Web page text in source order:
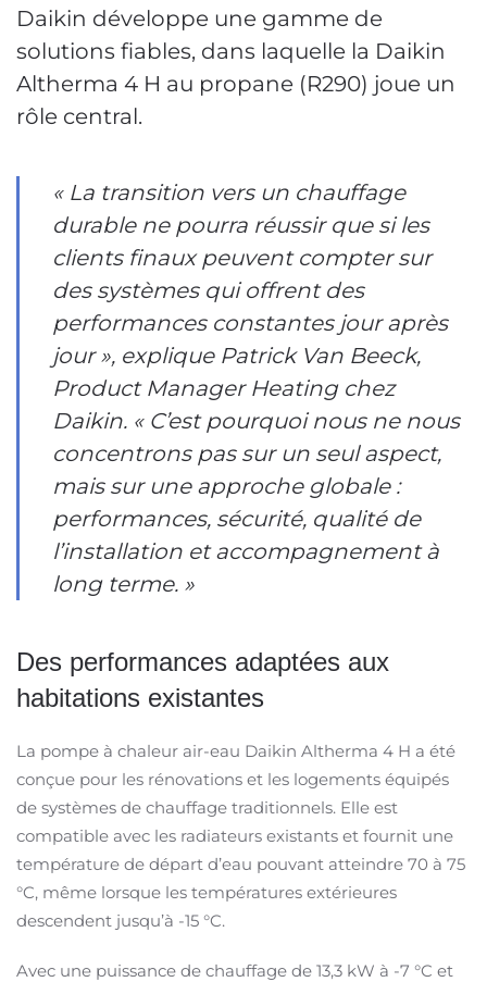
Daikin développe une gamme de
solutions fiables, dans laquelle la Daikin
Altherma 4 H au propane (R290) joue un
rôle central.
« La transition vers un chauffage
durable ne pourra réussir que si les
clients finaux peuvent compter sur
des systèmes qui offrent des
performances constantes jour après
jour », explique Patrick Van Beeck,
Product Manager Heating chez
Daikin. « C’est pourquoi nous ne nous
concentrons pas sur un seul aspect,
mais sur une approche globale :
performances, sécurité, qualité de
l’installation et accompagnement à
long terme. »
Des performances adaptées aux
habitations existantes
La pompe à chaleur air-eau Daikin Altherma 4 H a été
conçue pour les rénovations et les logements équipés
de systèmes de chauffage traditionnels. Elle est
compatible avec les radiateurs existants et fournit une
température de départ d’eau pouvant atteindre 70 à 75
°C, même lorsque les températures extérieures
descendent jusqu’à -15 °C.
Avec une puissance de chauffage de 13,3 kW à -7 °C et